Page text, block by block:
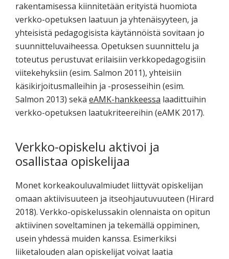
rakentamisessa kiinnitetään erityistä huomiota
verkko-opetuksen laatuun ja yhtenäisyyteen, ja
yhteisistä pedagogisista käytännöistä sovitaan jo
suunnitteluvaiheessa. Opetuksen suunnittelu ja
toteutus perustuvat erilaisiin verkkopedagogisiin
viitekehyksiin (esim. Salmon 2011), yhteisiin
käsikirjoitusmalleihin ja -prosesseihin (esim.
Salmon 2013) sekä eAMK-hankkeessa laadittuihin
verkko-opetuksen laatukriteereihin (eAMK 2017).
Verkko-opiskelu aktivoi ja
osallistaa opiskelijaa
Monet korkeakouluvalmiudet liittyvät opiskelijan
omaan aktiivisuuteen ja itseohjautuvuuteen (Hirard
2018). Verkko-opiskelussakin olennaista on opitun
aktiivinen soveltaminen ja tekemällä oppiminen,
usein yhdessä muiden kanssa. Esimerkiksi
liiketalouden alan opiskelijat voivat laatia